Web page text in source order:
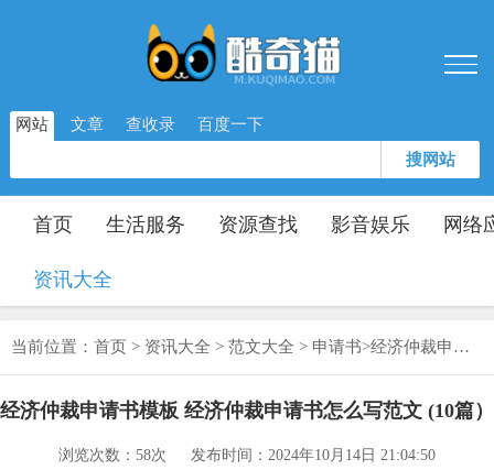
网站 文章 查收录 百度一下
搜网站
首页 生活服务 资源查找 影音娱乐 网络
资讯大全
当前位置： 首页 > 资讯大全 > 范文大全 > 申请书>经济仲裁申请书模板 经济仲裁申请书怎么写范文 (10篇）
经济仲裁申请书模板 经济仲裁申请书怎么写范文 (10篇）
浏览次数：58次 发布时间：2024年10月14日 21:04:50